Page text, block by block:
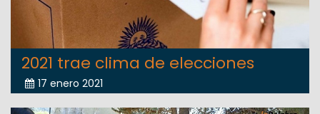
2021 trae clima de elecciones
17 enero 2021